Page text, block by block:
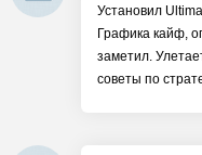
Установил
Графика кайф,
заметил.
советы по